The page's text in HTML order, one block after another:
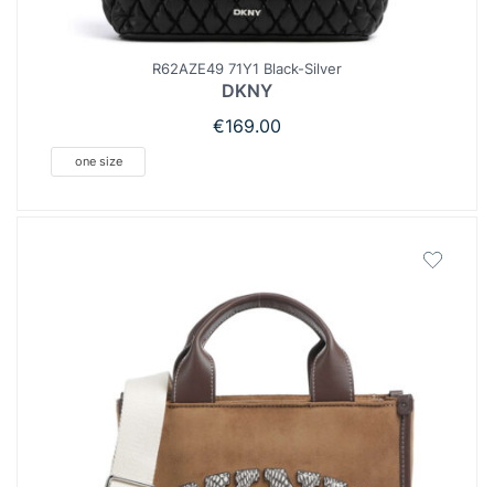
R62AZE49 71Y1 Black-Silver
DKNY
€169.00
one size